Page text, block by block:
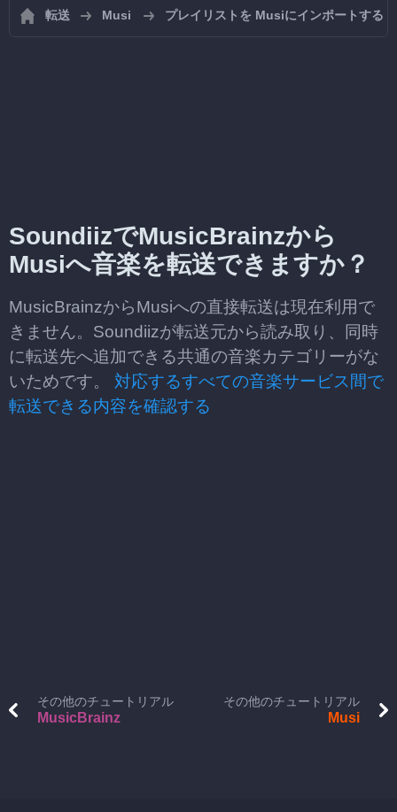
転送 Musi プレイリストを Musiにインポートする
SoundiizでMusicBrainzから
Musiへ音楽を転送できますか？
MusicBrainzからMusiへの直接転送は現在利用で
きません。Soundiizが転送元から読み取り、同時
に転送先へ追加できる共通の音楽カテゴリーがな
いためです。 対応するすべての音楽サービス間で
転送できる内容を確認する
その他のチュートリアル
MusicBrainz
その他のチュートリアル
Musi